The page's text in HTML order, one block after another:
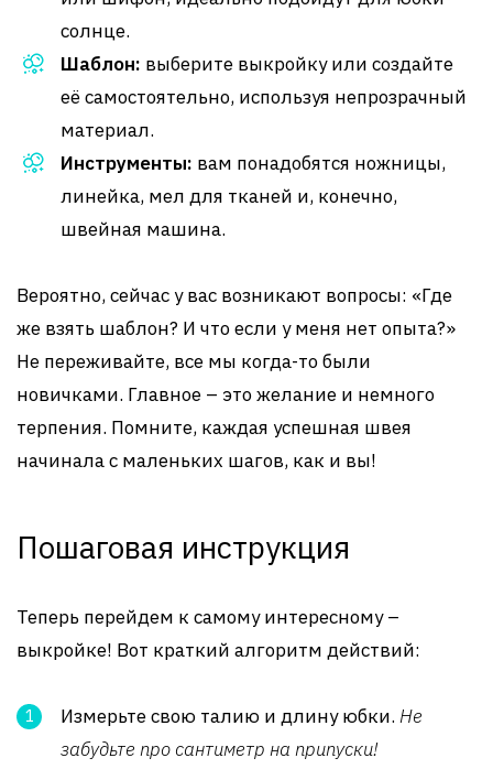
солнце.
Шаблон: выберите выкройку или создайте
её самостоятельно, используя непрозрачный
материал.
Инструменты: вам понадобятся ножницы,
линейка, мел для тканей и, конечно,
швейная машина.
Вероятно, сейчас у вас возникают вопросы: «Где
же взять шаблон? И что если у меня нет опыта?»
Не переживайте, все мы когда-то были
новичками. Главное – это желание и немного
терпения. Помните, каждая успешная швея
начинала с маленьких шагов, как и вы!
Пошаговая инструкция
Теперь перейдем к самому интересному –
выкройке! Вот краткий алгоритм действий:
Измерьте свою талию и длину юбки. Не
забудьте про сантиметр на припуски!